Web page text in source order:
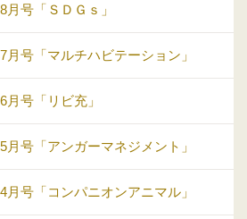
号「ＳＤＧｓ」
号「マルチハビテーション」
号「リビ充」
号「アンガーマネジメント」
号「コンパニオンアニマル」